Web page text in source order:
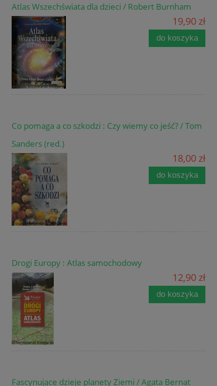
Atlas Wszechświata dla dzieci / Robert Burnham
19,90 zł
do koszyka
Co pomaga a co szkodzi : Czy wiemy co jeść? / Tom
Sanders (red.)
18,00 zł
do koszyka
Drogi Europy : Atlas samochodowy
12,90 zł
do koszyka
Fascynujące dzieje planety Ziemi / Agata Bernat